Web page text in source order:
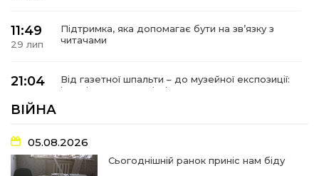
11:49
29 лип
Підтримка, яка допомагає бути на зв’язку з
читачами
21:04
Від газетної шпальти – до музейної експозиції:
історії Героїв Барвінківщини стали частиною
17:18
27 лип
У Барвінківській громаді вшанували людей
найгуманнішої професії
ВІЙНА
05.08.2026
Сьогоднішній ранок приніс нам біду